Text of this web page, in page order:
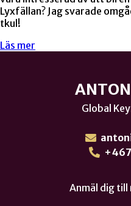
Lyxfällan? Jag svarade
tkul!
Läs mer
Global
Anmäl dig